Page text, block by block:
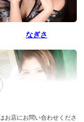
なぎさ
お店にお問い合わせくださ